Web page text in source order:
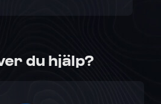
du hjälp?